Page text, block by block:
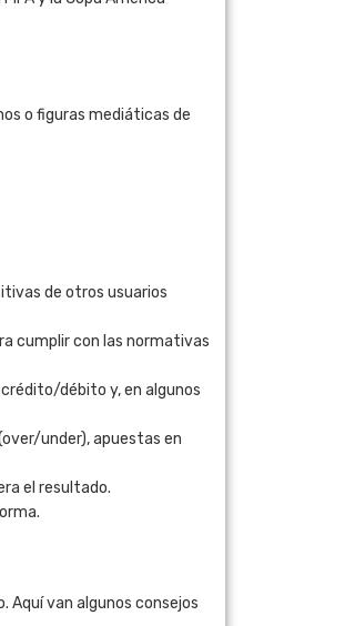
o figuras mediáticas de
de otros usuarios
cumplir con las normativas
débito y, en algunos
under), apuestas en
el resultado.
van algunos consejos